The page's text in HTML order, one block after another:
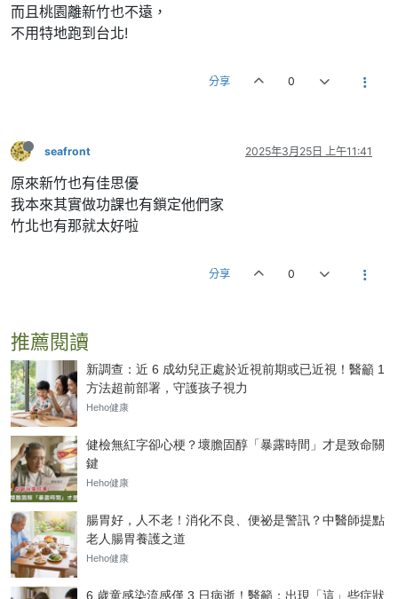
而且桃園離新竹也不遠，
不用特地跑到台北!
分享 0
seafront 2025年3月25日 上午11:41
原來新竹也有佳思優
我本來其實做功課也有鎖定他們家
竹北也有那就太好啦
分享 0
推薦閱讀